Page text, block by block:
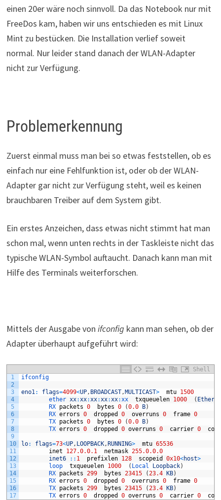
einen 20er wäre noch sinnvoll. Da das Notebook nur mit
FreeDos kam, haben wir uns entschieden es mit Linux
Mint zu bestücken. Die Installation verlief soweit
normal. Nur leider stand danach der WLAN-Adapter
nicht zur Verfügung.
Problemerkennung
Zuerst einmal muss man bei so etwas feststellen, ob es
einfach nur eine Fehlfunktion ist, oder ob der WLAN-
Adapter gar nicht zur Verfügung steht, weil es keinen
brauchbaren Treiber auf dem System gibt.
Ein erstes Anzeichen, dass etwas nicht stimmt hat man
schon mal, wenn unten rechts in der Taskleiste nicht das
typische WLAN-Symbol auftaucht. Danach kann man mit
Hilfe des Terminals weiterforschen.
Mittels der Ausgabe von ifconfig kann man sehen, ob der
Adapter überhaupt aufgeführt wird:
Shell
1
2
3
4
5
6
7
8
9
10
11
12
13
14
15
16
17
ifconfig
eno1: flags=4099<UP, BROADCAST, MULTICAST> mtu 1500
ether xx:xx:xx:xx:xx:xx txqueuelen 1000 (
RX packets 0 bytes 0 (0.0 B)
RX errors 0 dropped 0 overruns 0 frame 0
TX packets 0 bytes 0 (0.0 B)
TX errors 0 dropped 0 overruns 0 carrier 0
lo: flags=73<UP, LOOPBACK, RUNNING> mtu 65536
inet
127.0.0.1 netmask 255.0.0.0
inet6
:: 1 prefixlen 128 scopeid 0x10<host>
loop txqueuelen 1000 ( Local Loopback)
RX packets 299 bytes 23415 (23.4 KB)
RX errors 0 dropped 0 overruns 0 frame 0
TX packets 299 bytes 23415 (23.4 KB)
TX errors 0 dropped 0 overruns 0 carrier 0